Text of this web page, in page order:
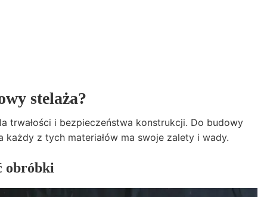
stelaża?
trwałości i bezpieczeństwa konstrukcji. Do budowy
z tych materiałów ma swoje zalety i wady.
obróbki